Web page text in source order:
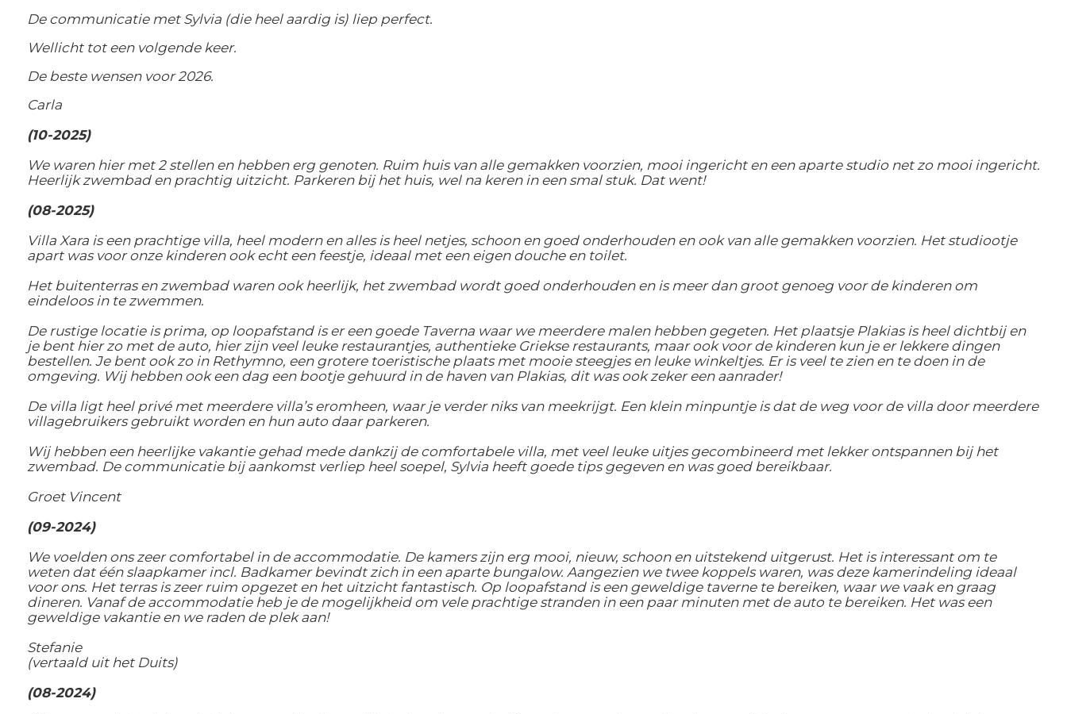
De communicatie met Sylvia (die heel aardig is) liep perfect.
Wellicht tot een volgende keer.
De beste wensen voor 2026.
Carla
(10-2025)
We waren hier met 2 stellen en hebben erg genoten. Ruim huis van alle gemakken voorzien, mooi ingericht en een aparte studio net zo mooi ingericht.
Heerlijk zwembad en prachtig uitzicht. Parkeren bij het huis, wel na keren in een smal stuk. Dat went!
(08-2025)
Villa Xara is een prachtige villa, heel modern en alles is heel netjes, schoon en goed onderhouden en ook van alle gemakken voorzien. Het studiootje
apart was voor onze kinderen ook echt een feestje, ideaal met een eigen douche en toilet.
Het buitenterras en zwembad waren ook heerlijk, het zwembad wordt goed onderhouden en is meer dan groot genoeg voor de kinderen om
eindeloos in te zwemmen.
De rustige locatie is prima, op loopafstand is er een goede Taverna waar we meerdere malen hebben gegeten. Het plaatsje Plakias is heel dichtbij en
je bent hier zo met de auto, hier zijn veel leuke restaurantjes, authentieke Griekse restaurants, maar ook voor de kinderen kun je er lekkere dingen
bestellen. Je bent ook zo in Rethymno, een grotere toeristische plaats met mooie steegjes en leuke winkeltjes. Er is veel te zien en te doen in de
omgeving. Wij hebben ook een dag een bootje gehuurd in de haven van Plakias, dit was ook zeker een aanrader!
De villa ligt heel privé met meerdere villa’s eromheen, waar je verder niks van meekrijgt. Een klein minpuntje is dat de weg voor de villa door meerdere
villagebruikers gebruikt worden en hun auto daar parkeren.
Wij hebben een heerlijke vakantie gehad mede dankzij de comfortabele villa, met veel leuke uitjes gecombineerd met lekker ontspannen bij het
zwembad. De communicatie bij aankomst verliep heel soepel, Sylvia heeft goede tips gegeven en was goed bereikbaar.
Groet Vincent
(09-2024)
We voelden ons zeer comfortabel in de accommodatie. De kamers zijn erg mooi, nieuw, schoon en uitstekend uitgerust. Het is interessant om te
weten dat één slaapkamer incl. Badkamer bevindt zich in een aparte bungalow. Aangezien we twee koppels waren, was deze kamerindeling ideaal
voor ons. Het terras is zeer ruim opgezet en het uitzicht fantastisch. Op loopafstand is een geweldige taverne te bereiken, waar we vaak en graag
dineren. Vanaf de accommodatie heb je de mogelijkheid om vele prachtige stranden in een paar minuten met de auto te bereiken. Het was een
geweldige vakantie en we raden de plek aan!
Stefanie
(vertaald uit het Duits)
(08-2024)